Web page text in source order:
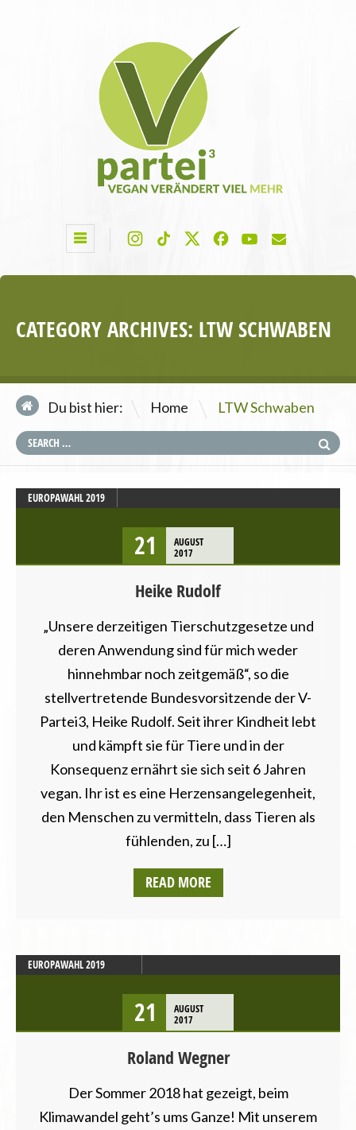
CATEGORY ARCHIVES: LTW SCHWABEN
Du bist hier: Home \ LTW Schwaben
EUROPAWAHL 2019
21
AUGUST
2017
Heike Rudolf
„Unsere derzeitigen Tierschutzgesetze und
deren Anwendung sind für mich weder
hinnehmbar noch zeitgemäß“, so die
stellvertretende Bundesvorsitzende der V-
Partei3, Heike Rudolf. Seit ihrer Kindheit lebt
und kämpft sie für Tiere und in der
Konsequenz ernährt sie sich seit 6 Jahren
vegan. Ihr ist es eine Herzensangelegenheit,
den Menschen zu vermitteln, dass Tieren als
fühlenden, zu […]
READ MORE
EUROPAWAHL 2019
21
AUGUST
2017
Roland Wegner
Der Sommer 2018 hat gezeigt, beim
Klimawandel geht’s ums Ganze! Mit unserem